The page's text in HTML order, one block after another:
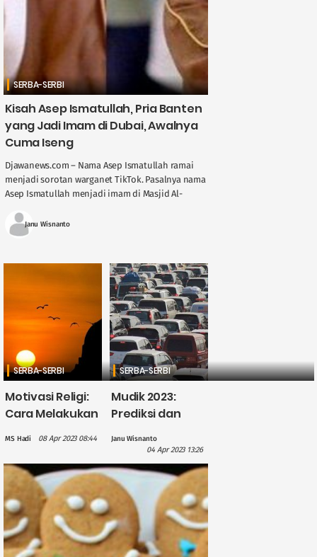
SERBA-SERBI
Kisah Asep Ismatullah, Pria Banten
yang Jadi Imam di Dubai, Awalnya
Cuma Iseng
Djawanews.com – Nama Asep Ismatullah ramai
menjadi sorotan warganet TikTok. Pasalnya nama
Asep Ismatullah menjadi imam di Masjid Al-
asal Lebak ....
Janu Wisnanto
SERBA-SERBI
Motivasi Religi:
Cara Melakukan
Diterima Allah
SWT
MS Hadi 08 Apr 2023 08:44
SERBA-SERBI
Mudik 2023:
Prediksi dan
Kemacetan
Janu Wisnanto
04 Apr 2023 13:26